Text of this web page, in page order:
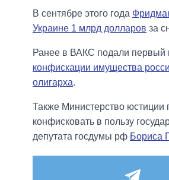
В сентябре этого года
Украине 1 млрд долларов за
Ранее в ВАКС подали первый
конфискации имущества
олигарха.
Также Министерство юстиции
конфисковать в пользу
депутата госдумы рф Бориса